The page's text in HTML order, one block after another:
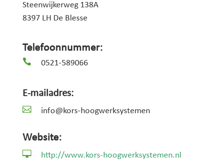
Steenwijkerweg 138A
8397 LH De Blesse
Telefoonnummer:
 0521-589066
E-mailadres:
 info@kors-hoogwerksystemen
Website:
 http://www.kors-hoogwerksystemen.nl